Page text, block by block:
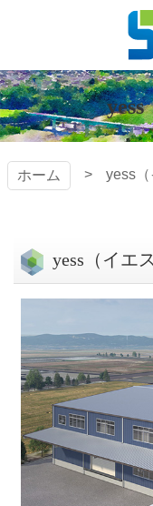
ン
ツ
本
文
へ
ス
ホーム yess
yess（イエ